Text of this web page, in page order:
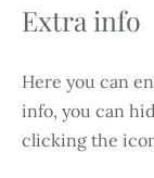
Extra info
Here you can
info, you can
clicking the